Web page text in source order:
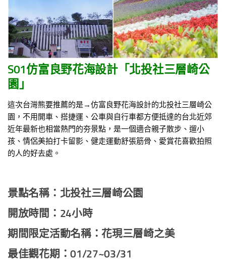
S01仿富良野花海設計「北投社三層崎公
園」
這次台灣熊要推薦的是→仿富良野花海設計的北投社三層崎公
園，不用開車、搭捷運、公車與自行車都方便抵達的台北近郊
近年最新也相當熱門的夯景點，是一個適合親子散步、遛小
孩、情侶美拍打卡留影、健走運動舒張筋骨、愛賞花喜歡拍照
的人的好去處。
景點名稱：北投社三層崎公園
開放時間：24小時
期間限定活動名稱：花現三層崎之美
最佳觀花期：01/27~03/31